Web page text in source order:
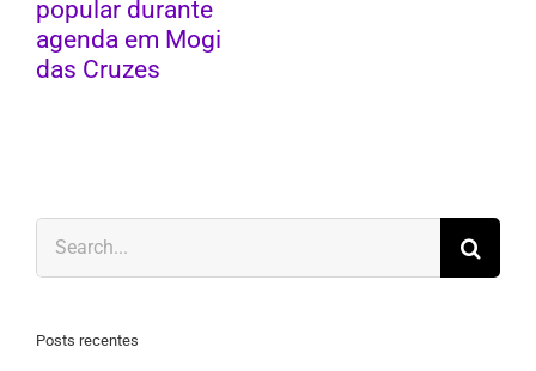
popular durante
agenda em Mogi
das Cruzes
for:
Posts recentes